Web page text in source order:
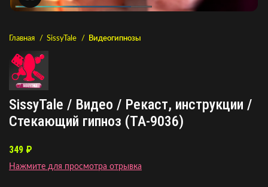
Главная SissyTale Видеогипнозы
SissyTale / Видео / Рекаст, инструкции /
Стекающий гипноз (TA-9036)
349 ₽
Нажмите для просмотра отрывка